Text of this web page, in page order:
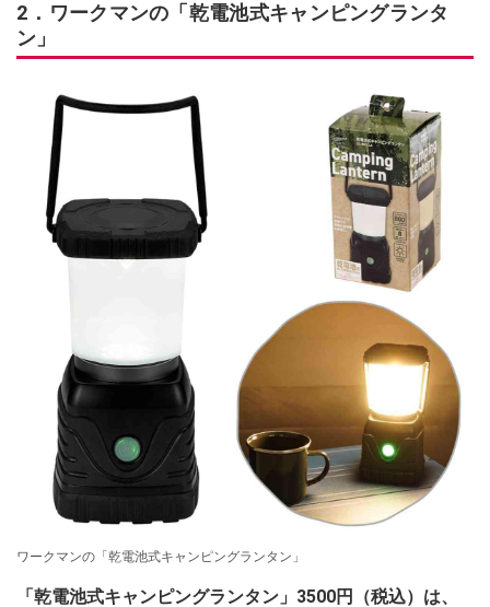
2．ワークマンの「乾電池式キャンピングランタ
ン」
ワークマンの「乾電池式キャンピングランタン」
「乾電池式キャンピングランタン」3500円（税込）は、